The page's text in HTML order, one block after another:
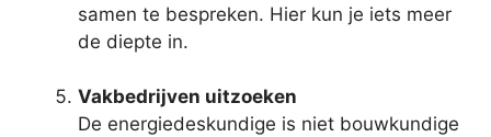
samen te bespreken. Hier kun je iets meer
de diepte in.
Vakbedrijven uitzoeken
De energiedeskundige is niet bouwkundige